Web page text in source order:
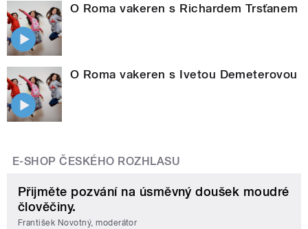
O Roma vakeren s Richardem Trsťanem
O Roma vakeren s Ivetou Demeterovou
E-SHOP ČESKÉHO ROZHLASU
Přijměte pozvání na úsměvný doušek moudré
člověčiny.
František Novotný, moderátor